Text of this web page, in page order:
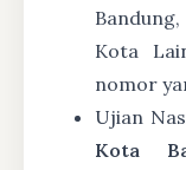
Kota
nomor
Ujian
Kota